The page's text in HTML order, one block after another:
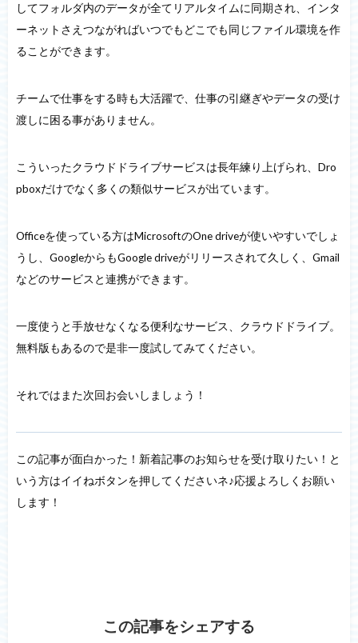
してフォルダ内のデータが全てリアルタイムに同期され、インタ
ーネットさえつながればいつでもどこでも同じファイル環境を作
ることができます。
チームで仕事をする時も大活躍で、仕事の引継ぎやデータの受け
渡しに困る事がありません。
こういったクラウドドライブサービスは長年練り上げられ、Dro
pboxだけでなく多くの類似サービスが出ています。
Officeを使っている方はMicrosoftのOne driveが使いやすいでしょ
うし、GoogleからもGoogle driveがリリースされて久しく、Gmail
などのサービスと連携ができます。
一度使うと手放せなくなる便利なサービス、クラウドドライブ。
無料版もあるので是非一度試してみてください。
それではまた次回お会いしましょう！
この記事が面白かった！新着記事のお知らせを受け取りたい！と
いう方はイイねボタンを押してくださいネ♪応援よろしくお願い
します！
この記事をシェアする